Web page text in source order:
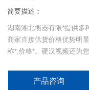
简要描述：
湖南湘北衡器有限*提供多
商家直接供货价格优势明显
称*,价格*。硬汉视频还为您
产品咨询